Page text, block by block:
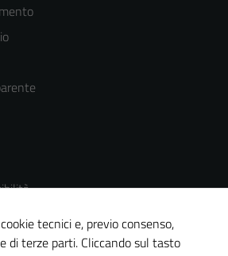
Servizi
tecnici e, previo consenso,
di terze parti. Cliccando sul tasto